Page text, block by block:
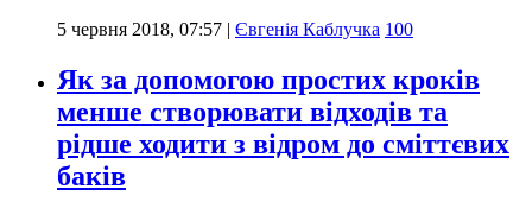
5 червня 2018, 07:57 | Євгенія Каблучка 100
Як за допомогою простих кроків
менше створювати відходів та
рідше ходити з відром до сміттєвих
баків